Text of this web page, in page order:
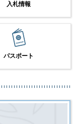
入札情報
パスポート